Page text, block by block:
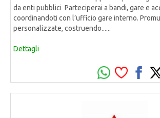
da enti pubblici Parteciperai a bandi, gare e
coordinandoti con l’ufficio gare interno.
personalizzate, costruendo......
Dettagli